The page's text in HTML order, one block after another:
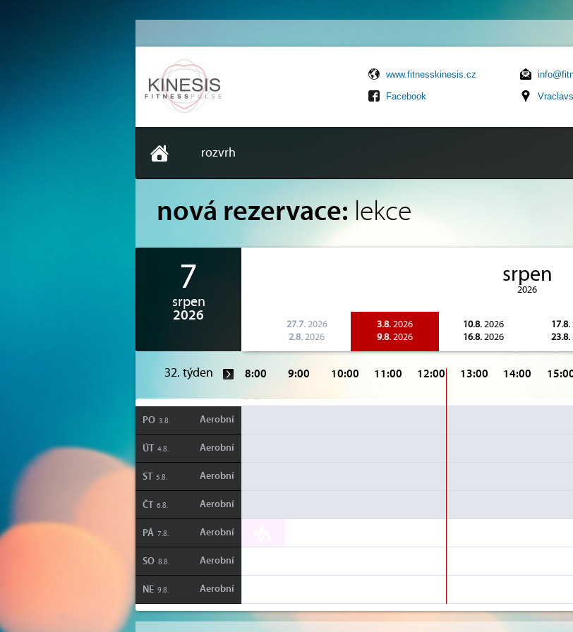
www.fitnesskinesis.cz
Facebook
rozvrh
nová rezervace:lekce
7
srpen
2026
srpen
2026
27.7. 2026
2.8. 2026
3.8. 2026
9.8. 2026
10.8. 2026
16.8. 2026
17.8.
23.8.
32. týden 8:00 9:00 10:00 11:00 12:00 13:00 14:00
PO 3.8. Aerobní
ÚT 4.8. Aerobní
ST 5.8. Aerobní
ČT 6.8. Aerobní
PÁ 7.8. Aerobní
SO 8.8. Aerobní
NE 9.8. Aerobní